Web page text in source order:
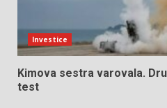
Investice
Kimova sestra varovala.
test